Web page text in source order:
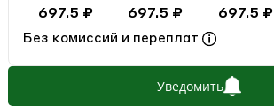
697.5 ₽ 697.5 ₽ 697.5 ₽
Без комиссий и переплат
Уведомить